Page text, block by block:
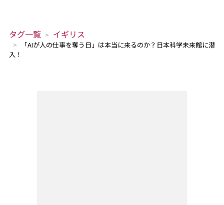
タグ一覧 イギリス
「AIが人の仕事を奪う日」は本当に来るのか？日本科学未来館に潜
入！